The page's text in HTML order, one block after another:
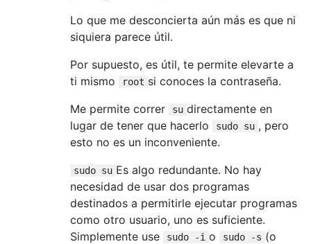
Lo que me desconcierta aún más es que ni
siquiera parece útil.
Por supuesto, es útil, te permite elevarte a
ti mismo
root si conoces la contraseña.
Me permite correr
su directamente en
lugar de tener que hacerlo
sudo su , pero
esto no es un inconveniente.
sudo su Es algo redundante. No hay
necesidad de usar dos programas
destinados a permitirle ejecutar programas
como otro usuario, uno es suficiente.
Simplemente use
sudo -i o sudo -s (o